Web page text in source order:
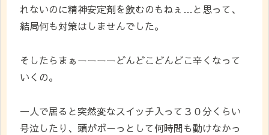
れないのに精神安定剤を飲むのもねぇ…と思って、
結局何も対策はしませんでした。
そしたらまぁーーーーどんどこどんどこ辛くなって
いくの。
一人で居ると突然変なスイッチ入って３０分くらい
号泣したり、頭がボーっとして何時間も動けなかっ